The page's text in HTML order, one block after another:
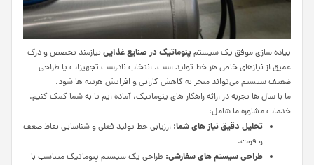
پیاده‌ سازی موفق یک سیستمپنوماتیک در صنایع غذایی نیازمند تخصص و درک
عمیق از نیازهای خاص هر خط تولید است. انتخاب نادرست تجهیزات یا طراحی
ضعیف سیستم می‌تواند منجر به کاهش کارایی و افزایش هزینه‌ ها شود.
ما با سال‌ ها تجربه در ارائه راهکار های پنوماتیک، آماده‌ ایم تا به شما کمک کنیم.
خدمات مشاوره ما شامل:
تحلیل دقیق نیاز های شما: ارزیابی خط تولید فعلی و شناسایی نقاط ضعف
و قوت.
طراحی سیستم‌ های سفارشی: طراحی یک سیستم پنوماتیک متناسب با